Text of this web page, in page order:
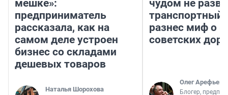
мешке»:
предприниматель
рассказала, как на
самом деле устроен
бизнес со складами
дешевых товаров
Наталья Шорохова
чудом не
транспортный
разнес миф о
советских
Олег Арефьев
Блогер,